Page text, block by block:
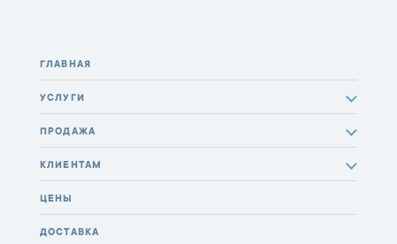
ГЛАВНАЯ
УСЛУГИ
ПРОДАЖА
КЛИЕНТАМ
ЦЕНЫ
ДОСТАВКА